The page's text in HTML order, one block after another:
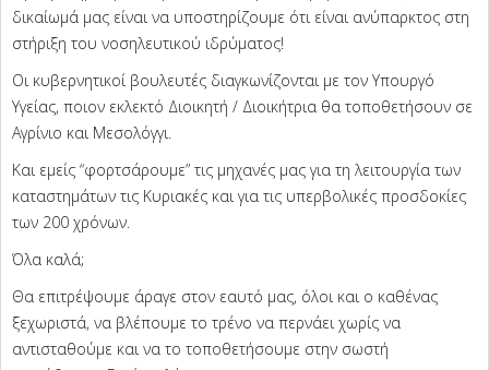
δικαίωμά μας είναι να υποστηρίζουμε ότι είναι ανύπαρκτος στη
στήριξη του νοσηλευτικού ιδρύματος!
Οι κυβερνητικοί βουλευτές διαγκωνίζονται με τον Υπουργό
Υγείας, ποιον εκλεκτό Διοικητή / Διοικήτρια θα τοποθετήσουν σε
Αγρίνιο και Μεσολόγγι.
Και εμείς “φορτσάρουμε” τις μηχανές μας για τη λειτουργία των
καταστημάτων τις Κυριακές και για τις υπερβολικές προσδοκίες
των 200 χρόνων.
Όλα καλά;
Θα επιτρέψουμε άραγε στον εαυτό μας, όλοι και ο καθένας
ξεχωριστά, να βλέπουμε το τρένο να περνάει χωρίς να
αντισταθούμε και να το τοποθετήσουμε στην σωστή